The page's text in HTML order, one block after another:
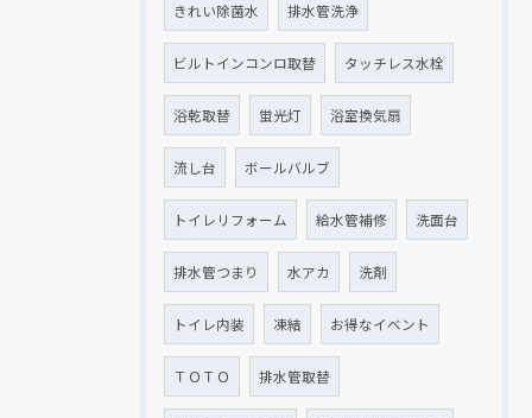
きれい除菌水 排水管洗浄
ビルトインコンロ取替 タッチレス水栓
浴乾取替 蛍光灯 浴室換気扇
流し台 ボールバルブ
トイレリフォーム 給水管補修 洗面台
排水管つまり 水アカ 洗剤
トイレ内装 凍結 お得なイベント
ＴＯＴＯ 排水管取替